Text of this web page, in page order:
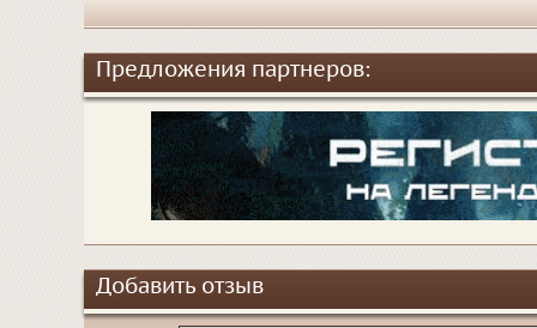
Предложения партнеров:
Добавить отзыв